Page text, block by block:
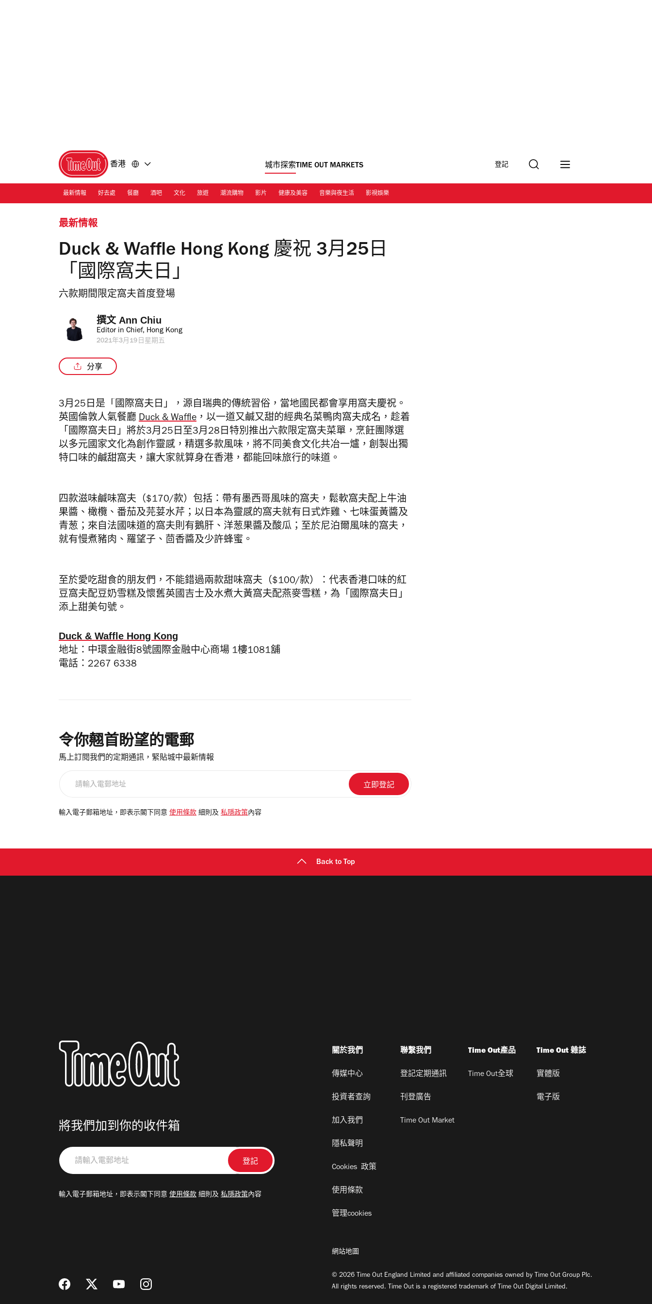
香港 城市探索TIME OUT MARKETS 登記
最新情報 好去處 餐廳 酒吧 文化 旅遊 潮流購物 影片 健康及美容 音樂與夜生活 影視娛樂
最新情報
Duck & Waffle Hong Kong 慶祝 3月25日
「國際窩夫日」
六款期間限定窩夫首度登場
撰文 Ann Chiu
Editor in Chief, Hong Kong
2021年3月19日星期五
分享
3月25日是「國際窩夫日」， 源自瑞典的傳統習俗，當地國民都會享用窩夫慶祝。
英國倫敦人氣餐廳 Duck & Waffle ，以一道又鹹又甜的經典名菜鴨肉窩夫成名，趁着
「國際窩夫日」 將於3月25日至3月28日特別推出六款限定窩夫菜單，烹飪團隊選
以多元國家文化為創作靈感，精選多款風味，將不同美食文化共冶一爐，創製出獨
特口味的鹹甜窩夫，讓大家就算身在香港，都能回味旅行的味道。
四款滋味鹹味窩夫（$170/款）包括： 帶有墨西哥風味的窩夫，鬆軟窩夫配上牛油
果醬、橄欖、番茄及芫荽水芹；以日本為靈感的窩夫就有日式炸雞、七味蛋黃醬及
青葱；來自法國味道的窩夫則有鵝肝、洋葱果醬及酸瓜；至於尼泊爾風味的窩夫，
就有慢煮豬肉、羅望子、茴香醬及少許蜂蜜。
至於愛吃甜食的朋友們，不能錯過兩款甜味窩夫（$100/款）：代表香港口味的紅
豆窩夫配豆奶雪糕及懷舊英國吉士及水煮大黃窩夫配燕麥雪糕，為「國際窩夫日」
添上甜美句號。
Duck & Waffle Hong Kong
地址：中環金融街8號國際金融中心商場 1樓1081舖
電話：2267 6338
令你翹首盼望的電郵
馬上訂閱我們的定期通訊，緊貼城中最新情報
電
輸入電子郵箱地址，即表示閣下同意 使用條款 細則及 私隱政策 內容
Back to Top
將我們加到你的收件箱
請
輸
郵
輸入電子郵箱地址，即表示閣下同意 使用條款 細則及 私隱政策內容
關於我們
傳媒中心
投資者查詢
加入我們
隱私聲明
Cookies 政策
使用條款
管理cookies
聯繫我們
登記定期通訊
刊登廣告
Time Out Market
Time Out產品
Time Out全球
Time Out 雜誌
實體版
電子版
網站地圖
© 2026 Time Out England Limited and affiliated companies owned by Time Out Group Plc.
All rights reserved. Time Out is a registered trademark of Time Out Digital Limited.